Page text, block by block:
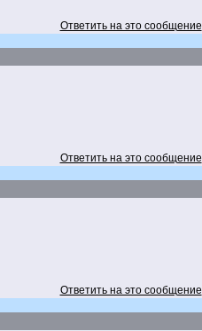
Ответить на это сообщение
Ответить на это сообщение
Ответить на это сообщение